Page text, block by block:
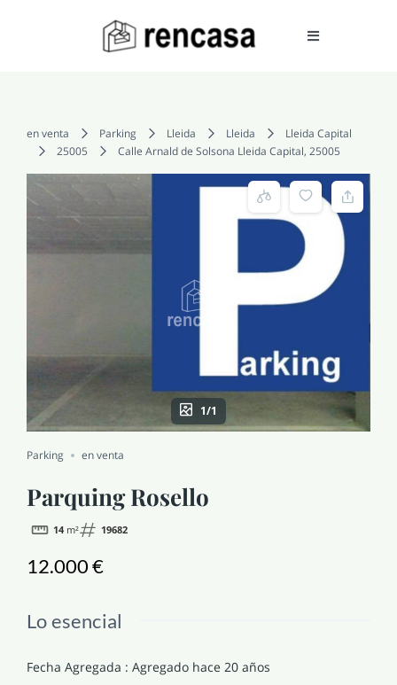
Toggle
COMPRAR
ALQUILAR
VENDER
CONOCENOS
NOTICIAS Y BLOG
PERFIL
en venta Parking Lleida Lleida
Lleida Capital
25005
Calle Arnald de Solsona Lleida Capital, 25005
1/1
Parking en venta
Parquing Rosello
14 m² 19682
12.000 €
Lo esencial
Fecha Agregada : Agregado hace 20 años